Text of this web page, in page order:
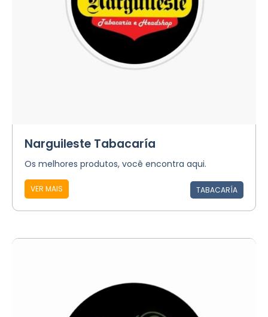
Narguileste Tabacaría
Os melhores produtos, você encontra aqui.
VER MAIS TABACARÍA